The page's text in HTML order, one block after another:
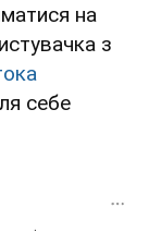
на
з
себе